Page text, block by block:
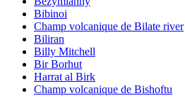
Bibinoi
Champ volcanique de Bilate river
Biliran
Billy Mitchell
Bir Borhut
Harrat al Birk
Champ volcanique de Bishoftu